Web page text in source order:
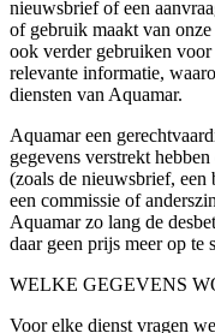
nieuwsbrief of een
of gebruik maakt van
ook verder gebruiken voor
relevante informatie,
diensten van Aquamar.
Aquamar een
gegevens verstrekt
(zoals de nieuwsbrief, een
een commissie of
Aquamar zo lang de
daar geen prijs meer op te
WELKE GEGEVENS
Voor elke dienst vragen